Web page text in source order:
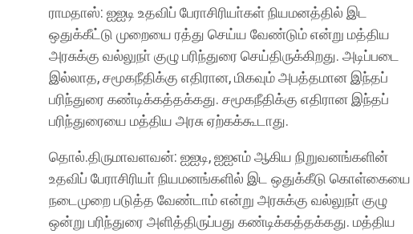
ராமதாஸ்: ஐஐடி உதவிப் பேராசிரியா்கள் நியமனத்தில் இட
ஒதுக்கீட்டு முறையை ரத்து செய்ய வேண்டும் என்று மத்திய
அரசுக்கு வல்லுநா் குழு பரிந்துரை செய்திருக்கிறது. அடிப்படை
இல்லாத, சமூகநீதிக்கு எதிரான, மிகவும் அபத்தமான இந்தப்
பரிந்துரை கண்டிக்கத்தக்கது. சமூகநீதிக்கு எதிரான இந்தப்
பரிந்துரையை மத்திய அரசு ஏற்கக்கூடாது.
தொல்.திருமாவளவன்: ஐஐடி, ஐஐஎம் ஆகிய நிறுவனங்களின்
உதவிப் பேராசிரியா் நியமனங்களில் இட ஒதுக்கீடு கொள்கையை
நடைமுறை படுத்த வேண்டாம் என்று அரசுக்கு வல்லுநா் குழு
ஒன்று பரிந்துரை அளித்திருப்பது கண்டிக்கத்தக்கது. மத்திய